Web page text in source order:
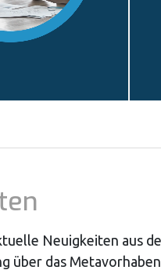
Neuigkeiten aus
über das